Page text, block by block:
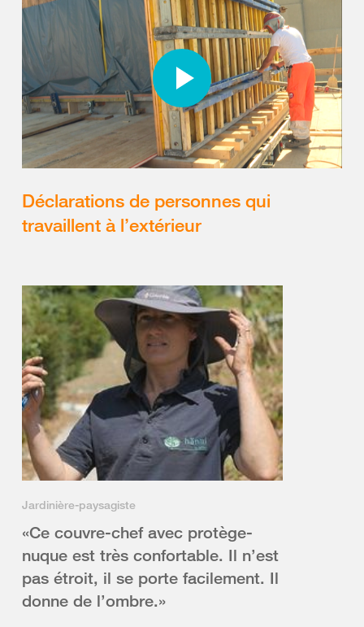
Déclarations de personnes qui
travaillent à l’extérieur
Jardinière-paysagiste
«Ce couvre-chef avec protège-
nuque est très confortable. Il n’est
pas étroit, il se porte facilement. Il
donne de l’ombre.»